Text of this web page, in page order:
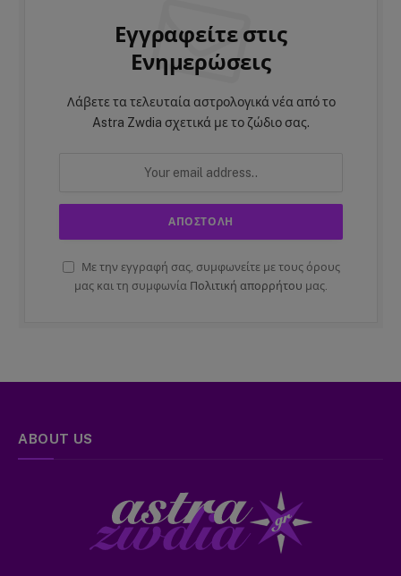
Εγγραφείτε στις
Ενημερώσεις
Λάβετε τα τελευταία αστρολογικά νέα από το
Astra Zwdia σχετικά με το ζώδιο σας.
Με την εγγραφή σας, συμφωνείτε με τους όρους
μας και τη συμφωνία Πολιτική απορρήτου μας.
ABOUT US